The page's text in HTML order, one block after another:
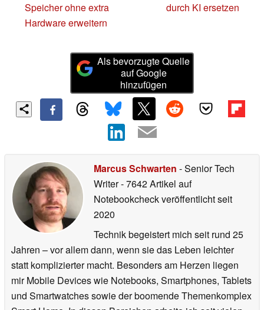
Speicher ohne extra
Hardware erweitern
durch KI ersetzen
Als bevorzugte Quelle
auf Google
hinzufügen
Marcus Schwarten - Senior Tech
Writer- 7642 Artikel auf
Notebookcheck veröffentlichtseit
2020
Technik begeistert mich seit rund 25
Jahren – vor allem dann, wenn sie das Leben leichter
statt komplizierter macht. Besonders am Herzen liegen
mir Mobile Devices wie Notebooks, Smartphones, Tablets
und Smartwatches sowie der boomende Themenkomplex